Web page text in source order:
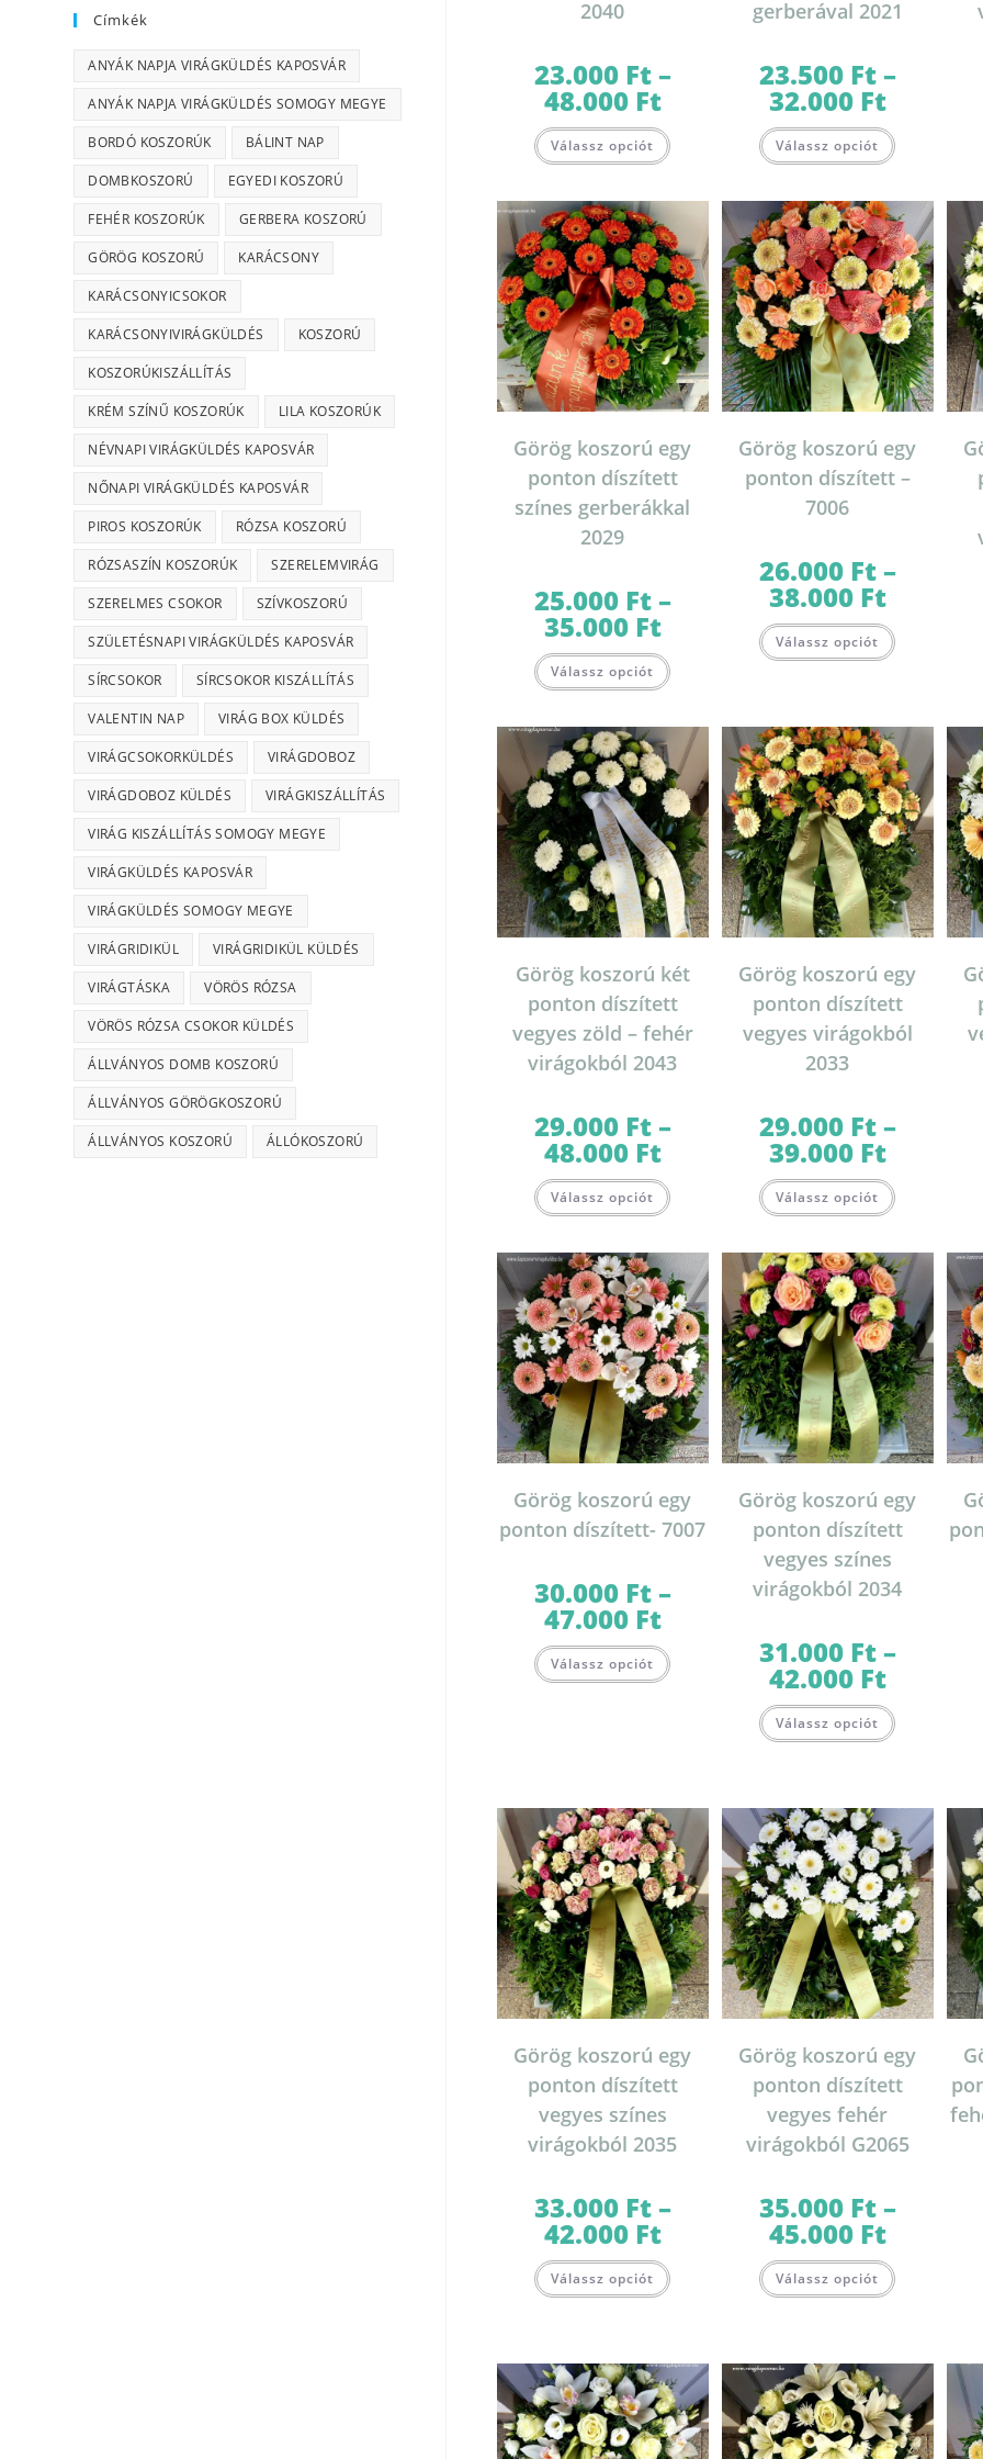
2040
23.000 Ft–
48.000 FtÁrtartomány:
23.000 Ft
-
48.000 Ft
Válassz opciót a
A
változatok
a
termékoldalon
választhatók
ki
gerberával 2021
23.500 Ft–
32.000 FtÁrtartomány:
23.500 Ft
-
32.000 Ft
Válassz opciót a
van.
A
változatok
a
ki
Görög koszorú egy
ponton díszített
színes gerberákkal
2029
25.000 Ft–
35.000 FtÁrtartomány:
25.000 Ft
-
35.000 Ft
Válassz opciót a
van.
változatok
a
termékoldalon
választhatók
ki
Görög koszorú egy
ponton díszített –
7006
26.000 Ft–
38.000 FtÁrtartomány:
26.000 Ft
-
38.000 Ft
Válassz opciót a
A
változatok
a
ki
Görög koszorú két
ponton díszített
vegyes zöld – fehér
virágokból 2043
29.000 Ft–
48.000 FtÁrtartomány:
29.000 Ft
-
48.000 Ft
Válassz opciót a
A
változatok
a
termékoldalon
választhatók
ki
Görög koszorú egy
ponton díszített
vegyes virágokból
2033
29.000 Ft–
39.000 FtÁrtartomány:
29.000 Ft
-
39.000 Ft
Válassz opciót a
van.
A
változatok
a
ki
Görög koszorú egy
ponton díszített- 7007
30.000 Ft–
47.000 FtÁrtartomány:
30.000 Ft
-
47.000 Ft
Válassz opciót a
választhatók
ki
Görög koszorú egy
ponton díszített
vegyes színes
virágokból 2034
31.000 Ft–
42.000 FtÁrtartomány:
31.000 Ft
-
42.000 Ft
Válassz opciót a
A
változatok
a
ki
Görög koszorú egy
ponton díszített
vegyes színes
virágokból 2035
33.000 Ft–
42.000 FtÁrtartomány:
33.000 Ft
-
42.000 Ft
Válassz opciót a
A
változatok
a
termékoldalon
választhatók
ki
Görög koszorú egy
ponton díszített
vegyes fehér
virágokból G2065
35.000 Ft–
45.000 FtÁrtartomány:
35.000 Ft
-
45.000 Ft
Válassz opciót a
A
változatok
a
ki
Címkék
ANYÁK NAPJA VIRÁGKÜLDÉS KAPOSVÁR
ANYÁK NAPJA VIRÁGKÜLDÉS SOMOGY MEGYE
BORDÓ KOSZORÚK BÁLINT NAP
DOMBKOSZORÚ EGYEDI KOSZORÚ
FEHÉR KOSZORÚK GERBERA KOSZORÚ
GÖRÖG KOSZORÚ KARÁCSONY
KARÁCSONYICSOKOR
KARÁCSONYIVIRÁGKÜLDÉS KOSZORÚ
KOSZORÚKISZÁLLÍTÁS
KRÉM SZÍNŰ KOSZORÚK LILA KOSZORÚK
NÉVNAPI VIRÁGKÜLDÉS KAPOSVÁR
NŐNAPI VIRÁGKÜLDÉS KAPOSVÁR
PIROS KOSZORÚK RÓZSA KOSZORÚ
RÓZSASZÍN KOSZORÚK SZERELEMVIRÁG
SZERELMES CSOKOR SZÍVKOSZORÚ
SZÜLETÉSNAPI VIRÁGKÜLDÉS KAPOSVÁR
SÍRCSOKOR SÍRCSOKOR KISZÁLLÍTÁS
VALENTIN NAP VIRÁG BOX KÜLDÉS
VIRÁGCSOKORKÜLDÉS VIRÁGDOBOZ
VIRÁGDOBOZ KÜLDÉS VIRÁGKISZÁLLÍTÁS
VIRÁG KISZÁLLÍTÁS SOMOGY MEGYE
VIRÁGKÜLDÉS KAPOSVÁR
VIRÁGKÜLDÉS SOMOGY MEGYE
VIRÁGRIDIKÜL VIRÁGRIDIKÜL KÜLDÉS
VIRÁGTÁSKA VÖRÖS RÓZSA
VÖRÖS RÓZSA CSOKOR KÜLDÉS
ÁLLVÁNYOS DOMB KOSZORÚ
ÁLLVÁNYOS GÖRÖGKOSZORÚ
ÁLLVÁNYOS KOSZORÚ ÁLLÓKOSZORÚ